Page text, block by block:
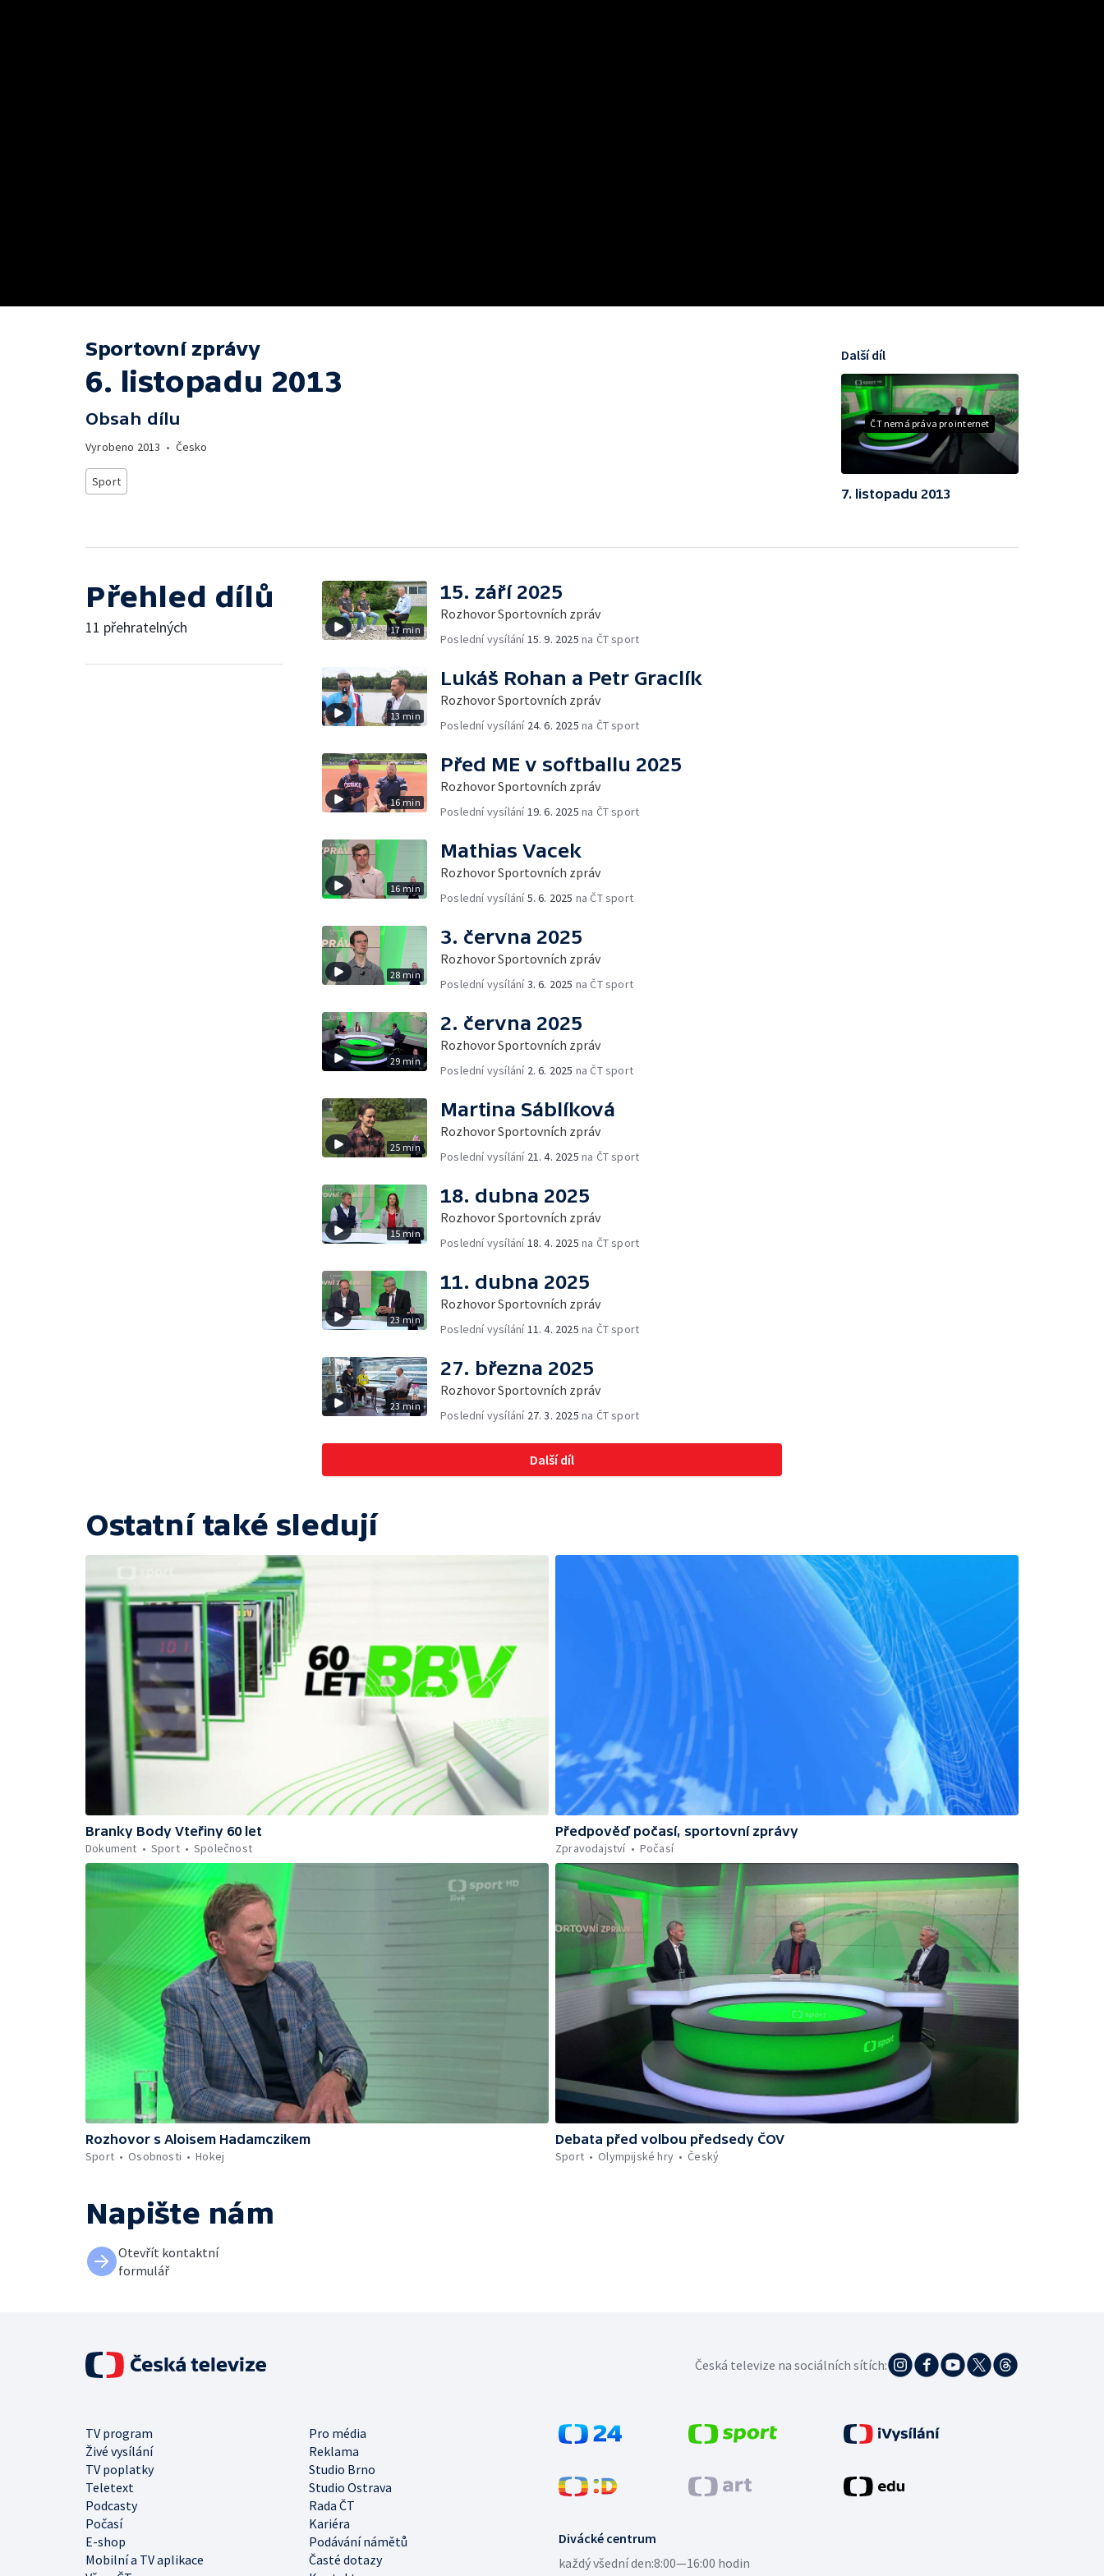
Sportovní zprávy
6. listopadu 2013
Obsah dílu
Vyrobeno 2013 • Česko
Sport
ČT nemá práva pro internet
Další díl
7. listopadu 2013
Přehled dílů
11 přehratelných 17 min
15. září 2025
Rozhovor Sportovních zpráv
Poslední vysílání 15. 9. 2025 na ČT sport
13 min
Lukáš Rohan a Petr Graclík
Rozhovor Sportovních zpráv
Poslední vysílání 24. 6. 2025 na ČT sport
16 min
Před ME v softballu 2025
Rozhovor Sportovních zpráv
Poslední vysílání 19. 6. 2025 na ČT sport
16 min
Mathias Vacek
Rozhovor Sportovních zpráv
Poslední vysílání5. 6. 2025 na ČT sport
28 min
3. června 2025
Rozhovor Sportovních zpráv
Poslední vysílání3. 6. 2025 na ČT sport
29 min
2. června 2025
Rozhovor Sportovních zpráv
Poslední vysílání 2. 6. 2025 na ČT sport
25 min
Martina Sáblíková
Rozhovor Sportovních zpráv
Poslední vysílání 21. 4. 2025 na ČT sport
15 min
18. dubna 2025
Rozhovor Sportovních zpráv
Poslední vysílání 18. 4. 2025 na ČT sport
23 min
11. dubna 2025
Rozhovor Sportovních zpráv
Poslední vysílání 11. 4. 2025 na ČT sport
23 min
27. března 2025
Rozhovor Sportovních zpráv
Poslední vysílání 27. 3. 2025 na ČT sport
Další díl
Ostatní také sledují
Branky Body Vteřiny 60 let
Dokument
Sport Společnost
Předpověď počasí, sportovní zprávy
Zpravodajství
Počasí
Rozhovor s Aloisem Hadamczikem
Sport
Osobnosti Hokej
Debata před volbou předsedy ČOV
Sport
Olympijské hry Český
Napište nám
Otevřít kontaktní
formulář
Divácké centrum
každý všední den:8:00—16:00 hodin
TV program
Pro média
Živé vysílání
Reklama
TV poplatky
Studio Brno
Teletext
Studio Ostrava
Podcasty
Rada ČT
Počasí
Kariéra
E-shop
Podávání námětů
Mobilní a TV aplikace
Časté dotazy
Česká televize na sociálních sítích: